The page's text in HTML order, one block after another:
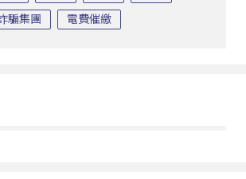
騙集團 電費催繳